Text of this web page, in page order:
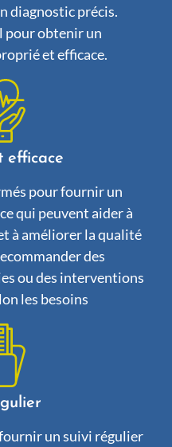
diagnostic précis.
pour obtenir un
et efficace.
efficace
pour fournir un
qui peuvent aider à
à améliorer la qualité
des
ou des interventions
les besoins
un suivi régulier